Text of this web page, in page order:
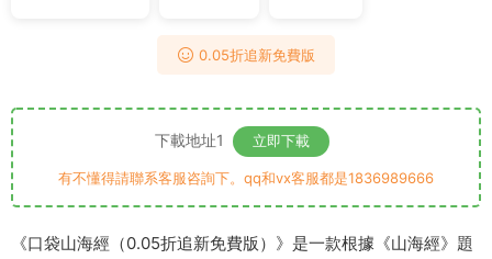
0.05折追新免費版
下載地址1 立即下載
有不懂得請聯系客服咨詢下。qq和vx客服都是1836989666
《口袋山海經（0.05折追新免費版）》是一款根據《山海經》題